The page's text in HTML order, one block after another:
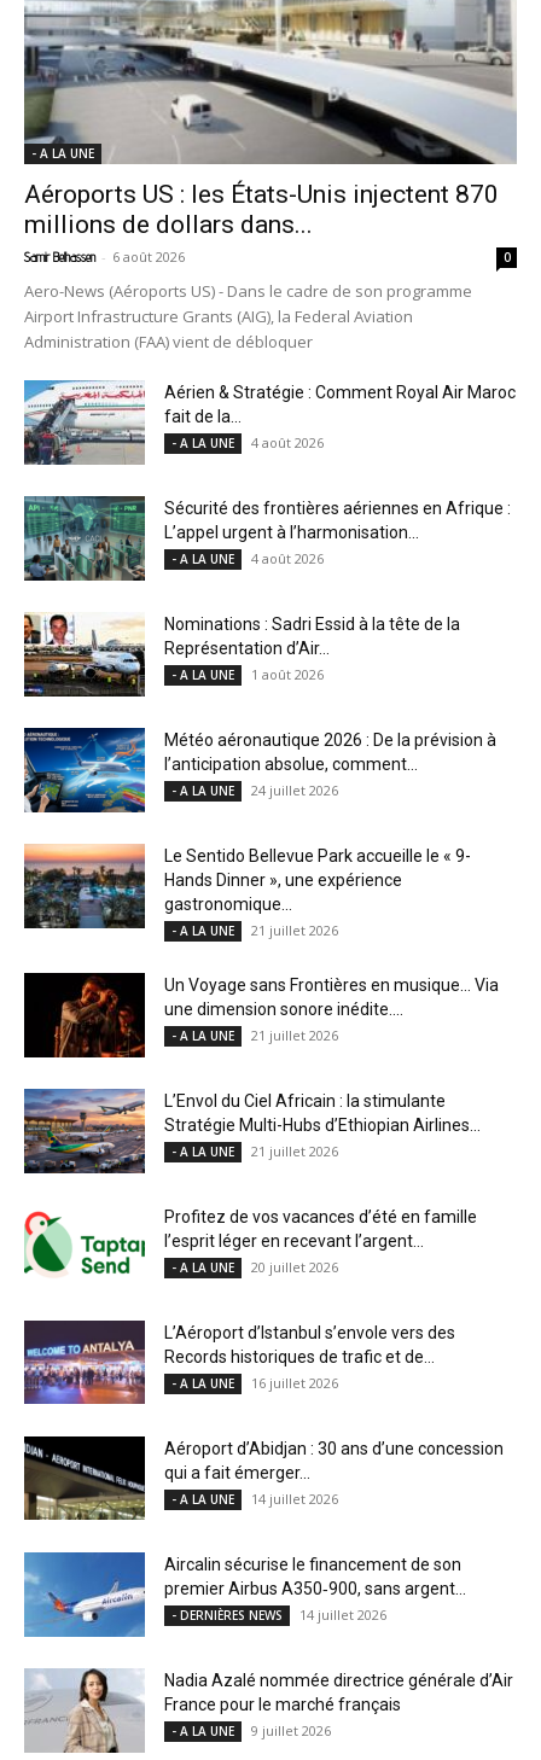
- A LA UNE
Aéroports US : les États-Unis injectent 870
millions de dollars dans...
Samir Belhassen - 6 août 2026 0
Aero-News (Aéroports US) - Dans le cadre de son programme
Airport Infrastructure Grants (AIG), la Federal Aviation
Administration (FAA) vient de débloquer
Aérien & Stratégie : Comment Royal Air Maroc
fait de la...
- A LA UNE 4 août 2026
Sécurité des frontières aériennes en Afrique :
L’appel urgent à l’harmonisation...
- A LA UNE 4 août 2026
Nominations : Sadri Essid à la tête de la
Représentation d’Air...
- A LA UNE 1 août 2026
Météo aéronautique 2026 : De la prévision à
l’anticipation absolue, comment...
- A LA UNE 24 juillet 2026
Le Sentido Bellevue Park accueille le « 9-
Hands Dinner », une expérience
gastronomique...
- A LA UNE 21 juillet 2026
Un Voyage sans Frontières en musique… Via
une dimension sonore inédite....
- A LA UNE 21 juillet 2026
L’Envol du Ciel Africain : la stimulante
Stratégie Multi-Hubs d’Ethiopian Airlines...
- A LA UNE 21 juillet 2026
Profitez de vos vacances d’été en famille
l’esprit léger en recevant l’argent...
- A LA UNE 20 juillet 2026
L’Aéroport d’Istanbul s’envole vers des
Records historiques de trafic et de...
- A LA UNE 16 juillet 2026
Aéroport d’Abidjan : 30 ans d’une concession
qui a fait émerger...
- A LA UNE 14 juillet 2026
Aircalin sécurise le financement de son
premier Airbus A350‑900, sans argent...
- DERNIÈRES NEWS 14 juillet 2026
Nadia Azalé nommée directrice générale d’Air
France pour le marché français
- A LA UNE 9 juillet 2026